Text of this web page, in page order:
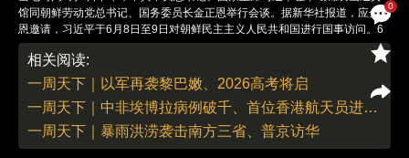
0
馆同朝鲜劳动党总书记、国务委员长金正恩举行会谈。据新华社报道，应金正
恩邀请，习近平于6月8日至9日对朝鲜民主主义人民共和国进行国事访问。6
月8日中午，习近平乘专机抵达平壤，金正恩和夫人李雪主到机场迎接。此次
陪同出访的有：习近平总书记、国家主席夫人彭丽媛，中共中央政治局常委、
中央办公厅主任蔡奇，中共中央政治局委员、外交部部长王毅等。习近平上一
次对朝鲜进行国事访问是在2019年。图：新华社
责任编辑：李丛汛 | 版面编辑：李丛汛
相关阅读:
一周天下｜以军再袭黎巴嫩、2026高考将启
一周天下｜中非埃博拉病例破千、首位香港航天员进入太空
一周天下｜暴雨洪涝袭击南方三省、普京访华